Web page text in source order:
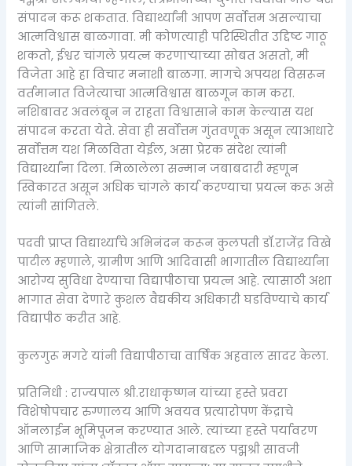
संपादन करू शकतात. विद्यार्थ्यांनी आपण सर्वोत्तम असल्याचा
आत्मविश्वास बाळगावा. मी कोणत्याही परिस्थितीत उद्दिष्ट गाठू
शकतो, ईश्वर चांगले प्रयत्न करणाऱ्याच्या सोबत असतो, मी
विजेता आहे हा विचार मनाशी बाळगा. मागचे अपयश विसरून
वर्तमानात विजेत्याचा आत्मविश्वास बाळगून काम करा.
नशिबावर अवलंबून न राहता विश्वासाने काम केल्यास यश
संपादन करता येते. सेवा ही सर्वोत्तम गुंतवणूक असून त्याआधारे
सर्वोत्तम यश मिळविता येईल, असा प्रेरक संदेश त्यांनी
विद्यार्थ्यांना दिला. मिळालेला सन्मान जबाबदारी म्हणून
स्विकारत असून अधिक चांगले कार्य करण्याचा प्रयत्न करू असे
त्यांनी सांगितले.
पदवी प्राप्त विद्यार्थ्यांचे अभिनंदन करून कुलपती डॉ.राजेंद्र विखे
पाटील म्हणाले, ग्रामीण आणि आदिवासी भागातील विद्यार्थ्यांना
आरोग्य सुविधा देण्याचा विद्यापीठाचा प्रयत्न आहे. त्यासाठी अशा
भागात सेवा देणारे कुशल वैद्यकीय अधिकारी घडविण्याचे कार्य
विद्यापीठ करीत आहे.
कुलगुरू मगरे यांनी विद्यापीठाचा वार्षिक अहवाल सादर केला.
प्रतिनिधी : राज्यपाल श्री.राधाकृष्णन यांच्या हस्ते प्रवरा
विशेषोपचार रुग्णालय आणि अवयव प्रत्यारोपण केंद्राचे
ऑनलाईन भूमिपूजन करण्यात आले. त्यांच्या हस्ते पर्यावरण
आणि सामाजिक क्षेत्रातील योगदानाबद्दल पद्मश्री सावजी